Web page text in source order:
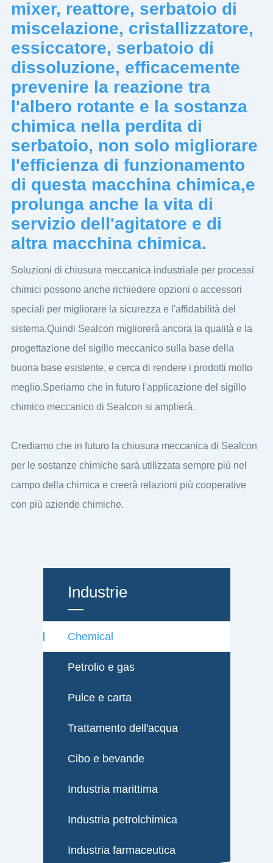
mixer, reattore, serbatoio di
miscelazione, cristallizzatore,
essiccatore, serbatoio di
dissoluzione, efficacemente
prevenire la reazione tra
l'albero rotante e la sostanza
chimica nella perdita di
serbatoio, non solo migliorare
l'efficienza di funzionamento
di questa macchina chimica,e
prolunga anche la vita di
servizio dell'agitatore e di
altra macchina chimica.
Soluzioni di chiusura meccanica industriale per processi
chimici possono anche richiedere opzioni o accessori
speciali per migliorare la sicurezza e l'affidabilità del
sistema.Quindi Sealcon migliorerà ancora la qualità e la
progettazione del sigillo meccanico sulla base della
buona base esistente, e cerca di rendere i prodotti molto
meglio.Speriamo che in futuro l'applicazione del sigillo
chimico meccanico di Sealcon si amplierà.
Crediamo che in futuro la chiusura meccanica di Sealcon
per le sostanze chimiche sarà utilizzata sempre più nel
campo della chimica e creerà relazioni più cooperative
con più aziende chimiche.
Industrie
Chemical
Petrolio e gas
Pulce e carta
Trattamento dell'acqua
Cibo e bevande
Industria marittima
Industria petrolchimica
Industria farmaceutica